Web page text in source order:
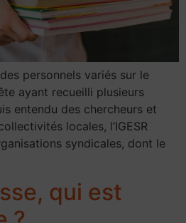
personnels variés sur le
ayant recueilli plusieurs
entendu des chercheurs et
locales, l’IGESR
syndicales, dont le
qui est